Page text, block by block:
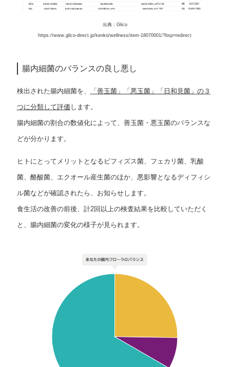
出典：Glico
https://www.glico-direct.jp/kenko/wellness/item-18070001/?bsp=redirect
腸内細菌のバランスの良し悪し
検出された腸内細菌を、 「善玉菌」「悪玉菌」「日和見菌」の３
つに分類して評価 します。
腸内細菌の割合の数値化によって、善玉菌・悪玉菌のバランスな
どが分かります。
ヒトにとってメリットとなるビフィズス菌、フェカリ菌、乳酸
菌、酪酸菌、エクオール産生菌のほか、悪影響となるディフィシ
ル菌などが確認されたら、お知らせします。
食生活の改善の前後、計2回以上の検査結果を比較していただく
と、腸内細菌の変化の様子が見られます。